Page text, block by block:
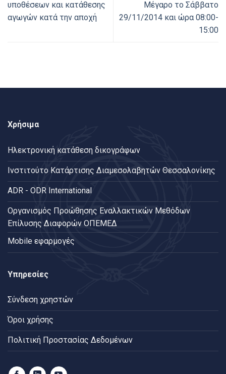
υποθέσεων και κατάθεσης
αγωγών κατά την αποχή
Μέγαρο το Σάββατο
29/11/2014 και ώρα 08:00-
15:00
Χρήσιμα
Ηλεκτρονική κατάθεση δικογράφων
Ινστιτούτο Κατάρτισης Διαμεσολαβητών Θεσσαλονίκης
ADR - ODR International
Oργανισμός Προώθησης Εναλλακτικών Μεθόδων
Επίλυσης Διαφορών ΟΠΕΜΕΔ
Mobile εφαρμογές
Υπηρεσίες
Σύνδεση χρηστών
Όροι χρήσης
Πολιτική Προστασίας Δεδομένων